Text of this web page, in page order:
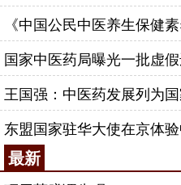
《中国公民中医养生保健
国家中医药局曝光一批虚
王国强：中医药发展列为
东盟国家驻华大使在京体
最新